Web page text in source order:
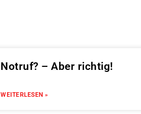
Notruf? – Aber richtig!
WEITERLESEN »